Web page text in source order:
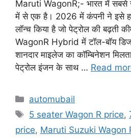
Maruti WagonR;- भारत में सबसे
में से एक है। 2026 में कंपनी ने इसे
लॉन्च किया है जो पेट्रोल की बढ़ती
WagonR Hybrid में टॉल-बॉय
शानदार माइलेज का कॉम्बिनेशन
पेट्रोल इंजन के साथ … Read
Categories
automubail
Tags
5 seater Wagon R price,
price, Maruti Suzuki Wagon